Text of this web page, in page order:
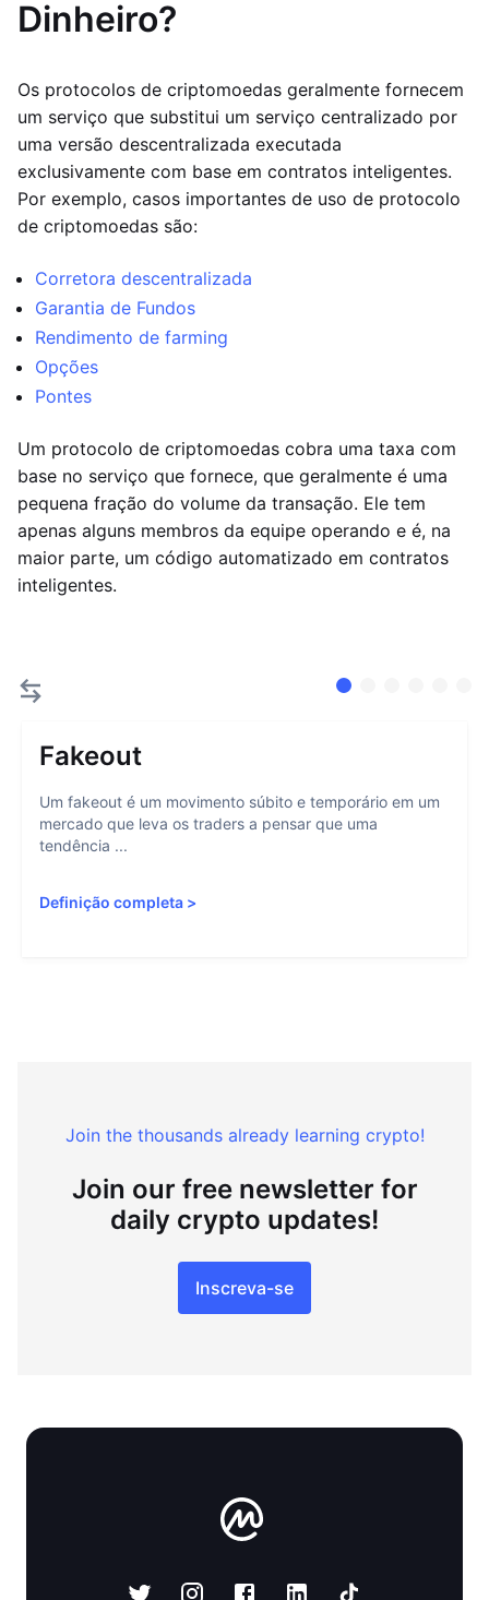
Dinheiro?
Os protocolos de criptomoedas geralmente fornecem
um serviço que substitui um serviço centralizado por
uma versão descentralizada executada
exclusivamente com base em contratos inteligentes.
Por exemplo, casos importantes de uso de protocolo
de criptomoedas são:
Corretora descentralizada
Garantia de Fundos
Rendimento de farming
Opções
Pontes
Um protocolo de criptomoedas cobra uma taxa com
base no serviço que fornece, que geralmente é uma
pequena fração do volume da transação. Ele tem
apenas alguns membros da equipe operando e é, na
maior parte, um código automatizado em contratos
inteligentes.
Fakeout
Um fakeout é um movimento súbito e temporário em um
mercado que leva os traders a pensar que uma
tendência ...
Definição completa >
Join the thousands already learning crypto!
Join our free newsletter for
daily crypto updates!
Inscreva-se